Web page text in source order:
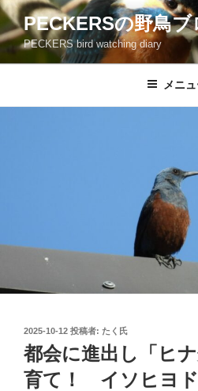
コ
ン
テ
ン
PECKERSの野鳥ブ
PECKERS bird watching diary
メニ
投
稿
日:
2025-10-12 投稿者: たく氏
都会に進出し「ヒ
育て！ イソヒヨ